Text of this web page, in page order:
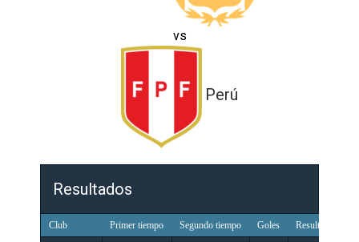
vs
Perú
Resultados
Club Primer tiempo Segundo tiempo Goles Resultado